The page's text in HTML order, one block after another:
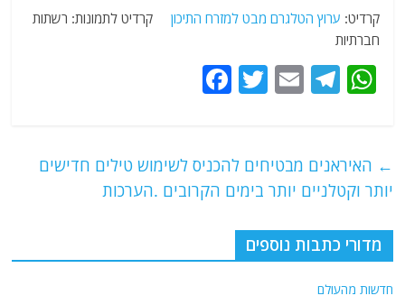
קרדיט: ערוץ הטלגרם מבט למזרח התיכון קרדיט לתמונות: רשתות
חברתיות
W
s
A
p
p
T
g
ra
m
E
l
T
er
e
b
o
← האיראנים מבטיחים להכניס לשימוש טילים חדישים
יותר וקטלניים יותר בימים הקרובים .הערכות
מדורי כתבות נוספים
חדשות מהעולם